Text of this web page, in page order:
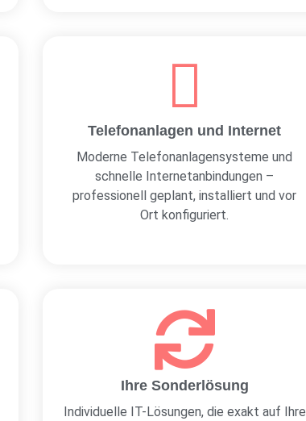
Telefonanlagen und Internet
Moderne Telefonanlagensysteme und
schnelle Internetanbindungen –
professionell geplant, installiert und vor
Ort konfiguriert.
Ihre Sonderlösung
Individuelle IT-Lösungen, die exakt auf Ihre